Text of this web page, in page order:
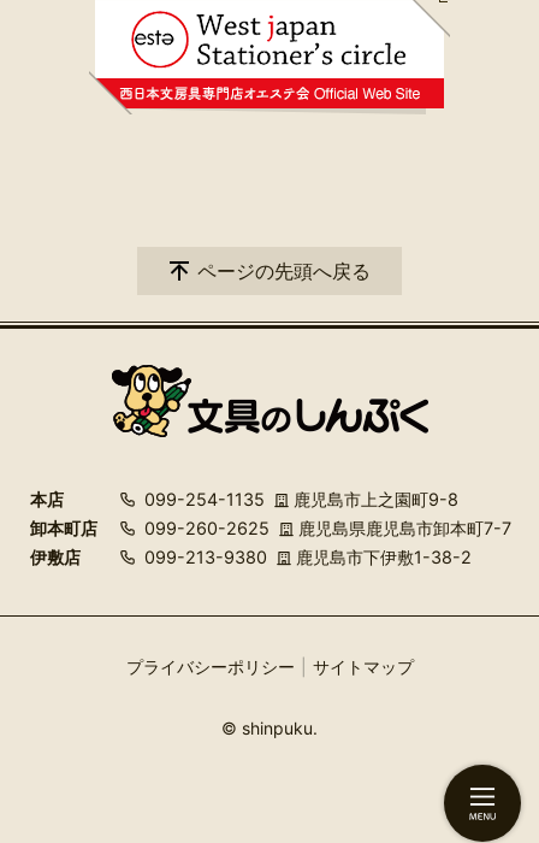
ページの先頭へ戻る
本店 099-254-1135
鹿児島市上之園町9-8
卸本町店
099-260-2625
鹿児島県鹿児島市卸本町7-7
伊敷店
099-213-9380 鹿児島市下伊敷1-38-2
プライバシーポリシー サイトマップ
© shinpuku.